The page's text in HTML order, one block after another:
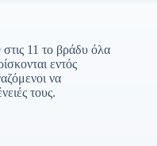
11 το βράδυ όλα
εντός
να
τους.